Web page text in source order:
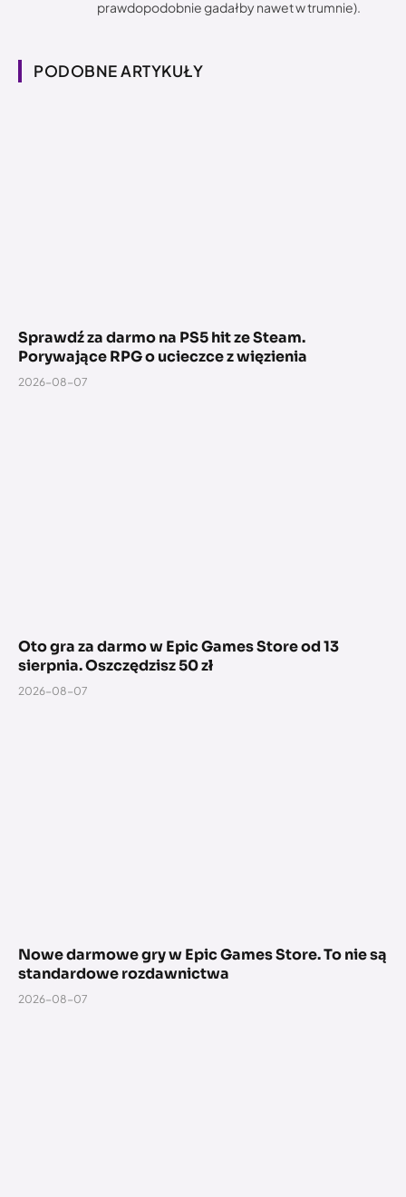
prawdopodobnie gadałby nawet w trumnie).
PODOBNE ARTYKUŁY
Sprawdź za darmo na PS5 hit ze Steam.
Porywające RPG o ucieczce z więzienia
2026-08-07
Oto gra za darmo w Epic Games Store od 13
sierpnia. Oszczędzisz 50 zł
2026-08-07
Nowe darmowe gry w Epic Games Store. To nie są
standardowe rozdawnictwa
2026-08-07